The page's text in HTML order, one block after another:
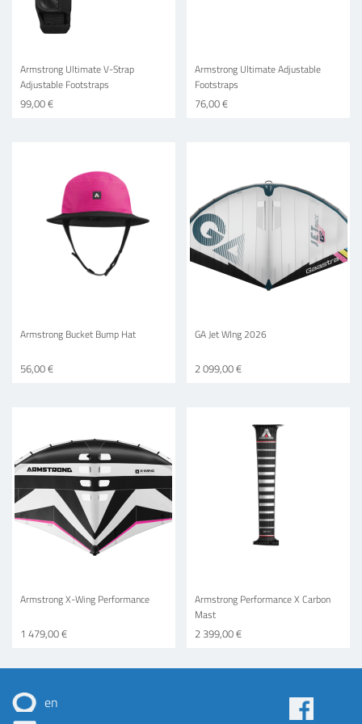
Armstrong Ultimate V-Strap
Adjustable Footstraps
99,00 €
Armstrong Ultimate Adjustable
Footstraps
76,00 €
Armstrong Bucket Bump Hat
56,00 €
GA Jet WIng 2026
2 099,00 €
Armstrong X-Wing Performance
1 479,00 €
Armstrong Performance X Carbon
Mast
2 399,00 €
en